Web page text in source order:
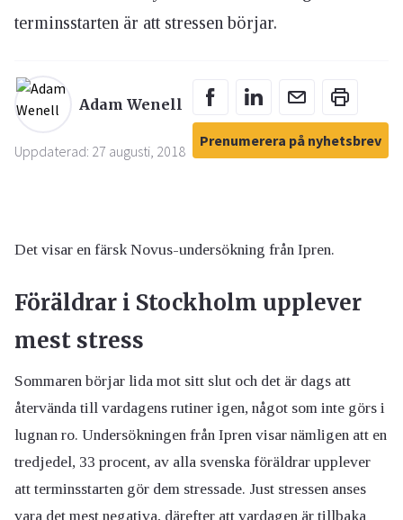
terminsstarten är att stressen börjar.
Adam Wenell
Uppdaterad: 27 augusti, 2018
Prenumerera på nyhetsbrev
Det visar en färsk Novus-undersökning från Ipren.
Föräldrar i Stockholm upplever
mest stress
Sommaren börjar lida mot sitt slut och det är dags att
återvända till vardagens rutiner igen, något som inte görs i
lugnan ro. Undersökningen från Ipren visar nämligen att en
tredjedel, 33 procent, av alla svenska föräldrar upplever
att terminsstarten gör dem stressade. Just stressen anses
vara det mest negativa, därefter att vardagen är tillbaka